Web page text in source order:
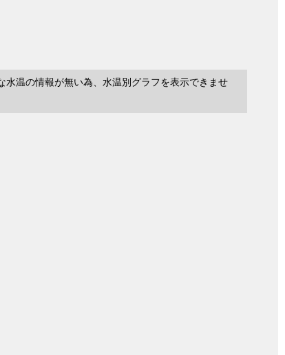
水温の情報が無い為、水温別グラフを表示できませ